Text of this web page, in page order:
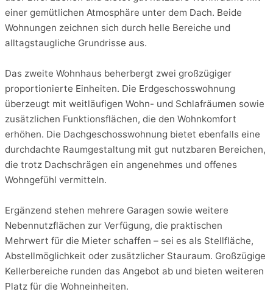
einer gemütlichen Atmosphäre unter dem Dach. Beide
Wohnungen zeichnen sich durch helle Bereiche und
alltagstaugliche Grundrisse aus.
Das zweite Wohnhaus beherbergt zwei großzügiger
proportionierte Einheiten. Die Erdgeschosswohnung
überzeugt mit weitläufigen Wohn- und Schlafräumen sowie
zusätzlichen Funktionsflächen, die den Wohnkomfort
erhöhen. Die Dachgeschosswohnung bietet ebenfalls eine
durchdachte Raumgestaltung mit gut nutzbaren Bereichen,
die trotz Dachschrägen ein angenehmes und offenes
Wohngefühl vermitteln.
Ergänzend stehen mehrere Garagen sowie weitere
Nebennutzflächen zur Verfügung, die praktischen
Mehrwert für die Mieter schaffen – sei es als Stellfläche,
Abstellmöglichkeit oder zusätzlicher Stauraum. Großzügige
Kellerbereiche runden das Angebot ab und bieten weiteren
Platz für die Wohneinheiten.